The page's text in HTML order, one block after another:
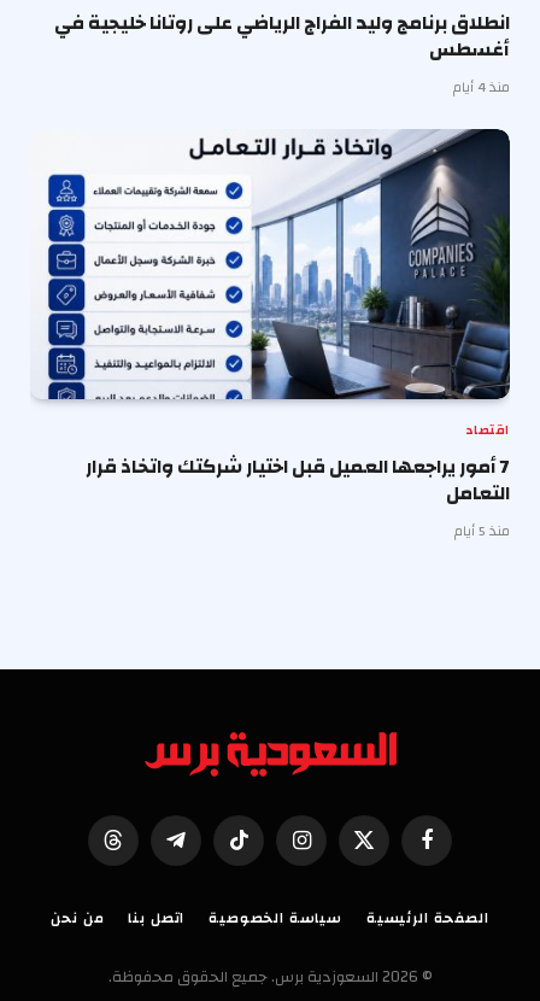
انطلاق برنامج وليد الفراج الرياضي على روتانا خليجية في
أغسطس
منذ 4 أيام
اقتصاد
7 أمور يراجعها العميل قبل اختيار شركتك واتخاذ قرار
التعامل
منذ 5 أيام
فيسبوكX
(Twitter)
الانستغرامتيكتوك تيلقرام Threads
الصفحة الرئيسية سياسة الخصوصية اتصل بنا من نحن
© 2026 السعوزدية برس. جميع الحقوق محفوظة.